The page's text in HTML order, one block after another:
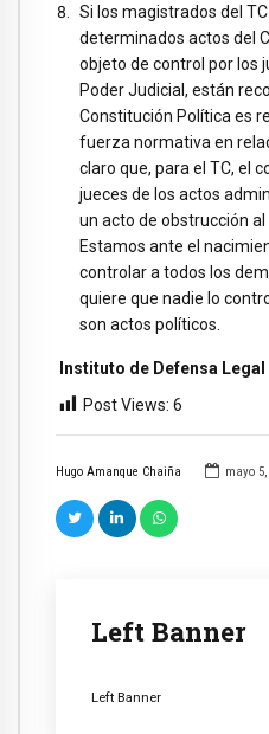
Hugo Amanque Chaiña mayo 5,
Left Banner
Left Banner
Si los magistrados del
determinados actos del
objeto de control por los
Poder Judicial, están
Constitución Política es
fuerza normativa en
claro que, para el TC, el
jueces de los actos
un acto de obstrucción
Estamos ante el
controlar a todos los
quiere que nadie lo
son actos políticos.
Instituto de Defensa Legal
Post Views: 6